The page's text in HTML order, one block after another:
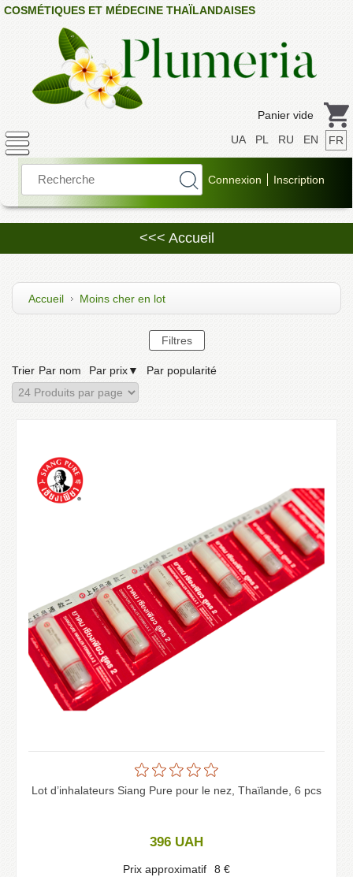
COSMÉTIQUES ET MÉDECINE THAÏLANDAISES
Panier vide
UA
PL RU EN FR
<<< Accueil
Accueil Moins cher en lot
Trier Par nom Par prix▼ Par popularité
Lot d’inhalateurs Siang Pure pour le nez, Thaïlande, 6 pcs
396 UAH
Prix approximatif 8 €